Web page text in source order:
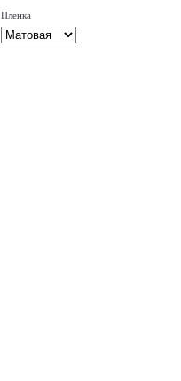
Пленка